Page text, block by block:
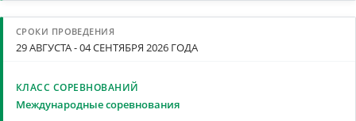
29 АВГУСТА - 04 СЕНТЯБРЯ 2026 ГОДА
Международные соревнования